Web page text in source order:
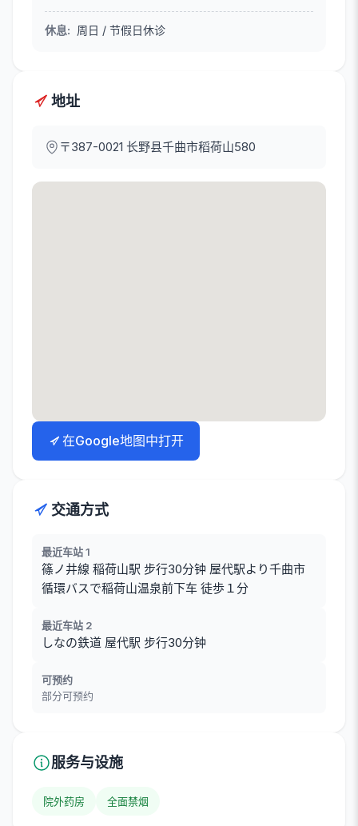
休息: 周日 / 节假日休诊
地址
〒387-0021 长野县千曲市稻荷山580
在Google地图中打开
交通方式
最近车站 1
篠ノ井線 稲荷山駅 步行30分钟 屋代駅より千曲市
循環バスで稲荷山温泉前下车 徒歩１分
最近车站 2
しなの鉄道 屋代駅 步行30分钟
可预约
部分可预约
服务与设施
院外药房 全面禁烟